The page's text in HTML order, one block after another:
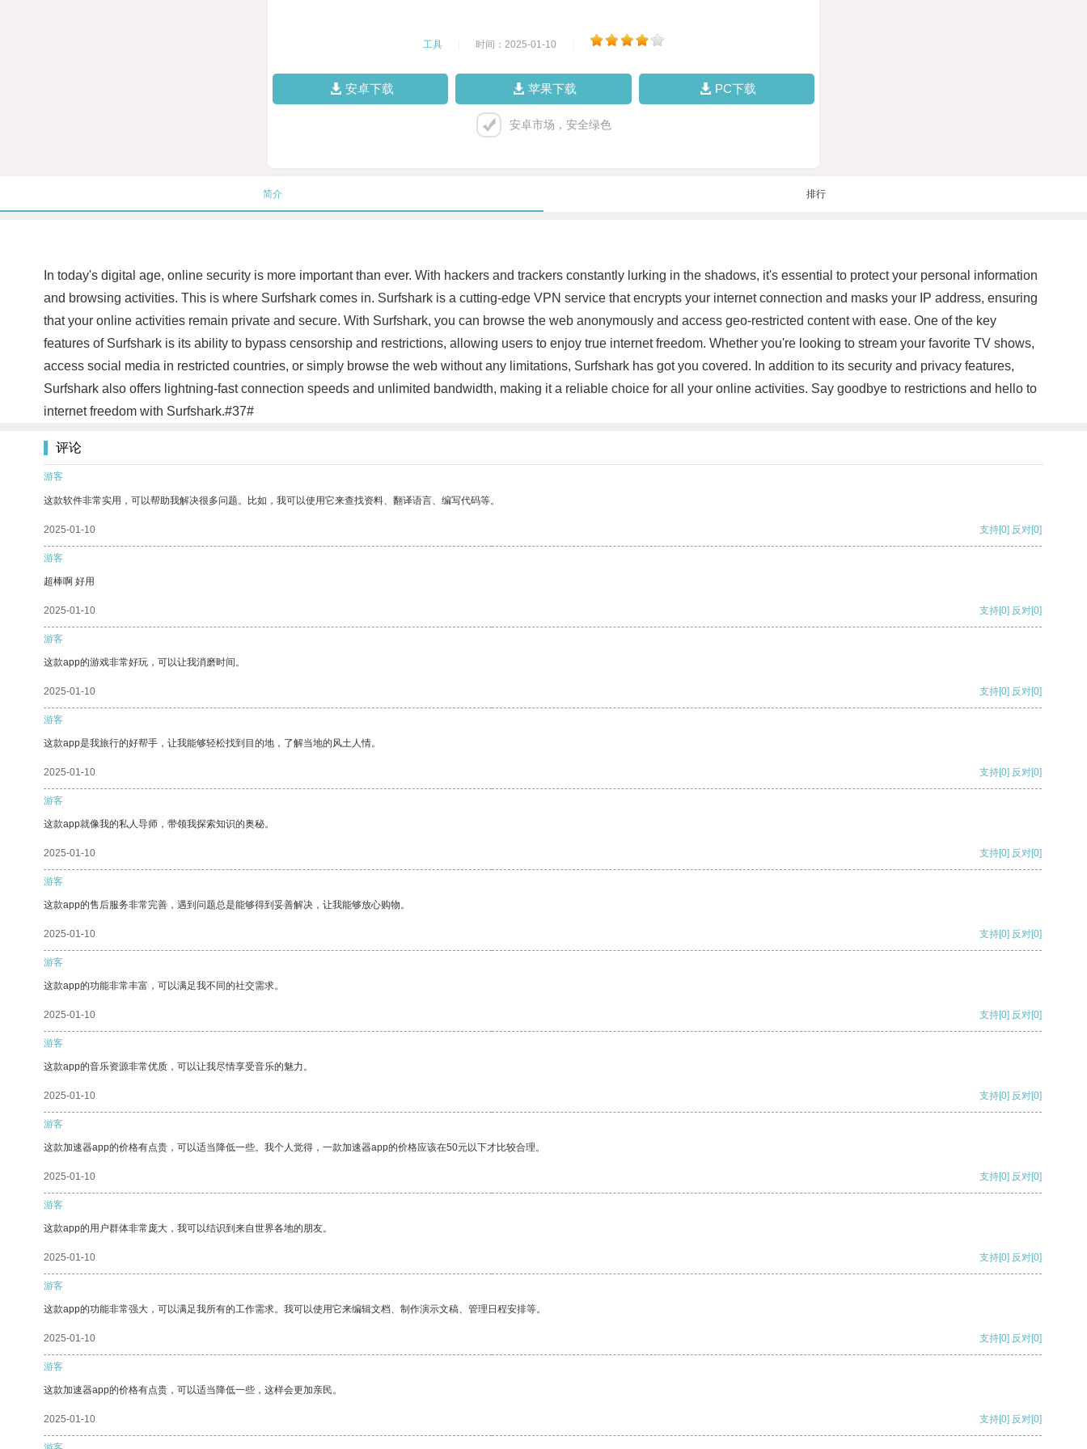
工具 时间：2025-01-10
安卓下载 苹果下载 PC下载
安卓市场，安全绿色
简介 排行
In today's digital age, online security is more important than ever. With hackers and trackers constantly lurking in the shadows, it's essential to protect your personal information
and browsing activities. This is where Surfshark comes in. Surfshark is a cutting-edge VPN service that encrypts your internet connection and masks your IP address, ensuring
that your online activities remain private and secure. With Surfshark, you can browse the web anonymously and access geo-restricted content with ease. One of the key
features of Surfshark is its ability to bypass censorship and restrictions, allowing users to enjoy true internet freedom. Whether you're looking to stream your favorite TV shows,
access social media in restricted countries, or simply browse the web without any limitations, Surfshark has got you covered. In addition to its security and privacy features,
Surfshark also offers lightning-fast connection speeds and unlimited bandwidth, making it a reliable choice for all your online activities. Say goodbye to restrictions and hello to
internet freedom with Surfshark.#37#
评论
游客
这款软件非常实用，可以帮助我解决很多问题。比如，我可以使用它来查找资料、翻译语言、编写代码等。
2025-01-10 支持[0] 反对[0]
游客
超棒啊 好用
2025-01-10 支持[0] 反对[0]
游客
这款app的游戏非常好玩，可以让我消磨时间。
2025-01-10 支持[0] 反对[0]
游客
这款app是我旅行的好帮手，让我能够轻松找到目的地，了解当地的风土人情。
2025-01-10 支持[0] 反对[0]
游客
这款app就像我的私人导师，带领我探索知识的奥秘。
2025-01-10 支持[0] 反对[0]
游客
这款app的售后服务非常完善，遇到问题总是能够得到妥善解决，让我能够放心购物。
2025-01-10 支持[0] 反对[0]
游客
这款app的功能非常丰富，可以满足我不同的社交需求。
2025-01-10 支持[0] 反对[0]
游客
这款app的音乐资源非常优质，可以让我尽情享受音乐的魅力。
2025-01-10 支持[0] 反对[0]
游客
这款加速器app的价格有点贵，可以适当降低一些。我个人觉得，一款加速器app的价格应该在50元以下才比较合理。
2025-01-10 支持[0] 反对[0]
游客
这款app的用户群体非常庞大，我可以结识到来自世界各地的朋友。
2025-01-10 支持[0] 反对[0]
游客
这款app的功能非常强大，可以满足我所有的工作需求。我可以使用它来编辑文档、制作演示文稿、管理日程安排等。
2025-01-10 支持[0] 反对[0]
游客
这款加速器app的价格有点贵，可以适当降低一些，这样会更加亲民。
2025-01-10 支持[0] 反对[0]